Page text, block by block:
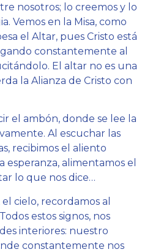
nosotros; lo creemos y lo
Vemos en la Misa, como
el Altar, pues Cristo está
constantemente al
El altar no es una
la Alianza de Cristo con
el ambón, donde se lee la
Al escuchar las
recibimos el aliento
esperanza, alimentamos el
lo que nos dice…
cielo, recordamos al
estos signos, nos
interiores: nuestro
constantemente nos